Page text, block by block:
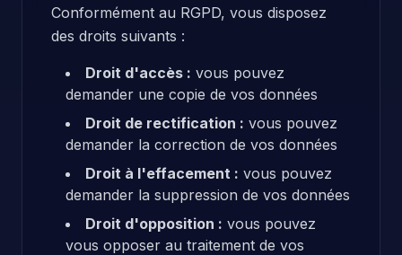
Conformément au RGPD, vous disposez
des droits suivants :
Droit d'accès : vous pouvez
demander une copie de vos données
Droit de rectification : vous pouvez
demander la correction de vos données
Droit à l'effacement : vous pouvez
demander la suppression de vos données
Droit d'opposition : vous pouvez
vous opposer au traitement de vos